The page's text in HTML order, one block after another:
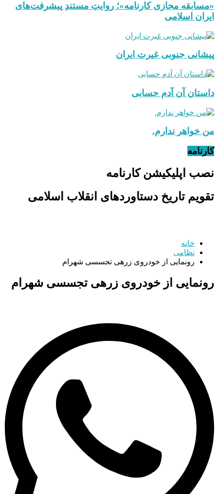
«مسابقه مجازی کارنامه»؛ روایتِ مستندِ پیشرفت‌های
ایران اسلامی
پیشانی جنوبی غیرت ایران
داستان آن آدم حسابی
من خواهر ندارم.
کارنامه
نصب اپلیکیشن کارنامه
تقویم تاریخ دستاوردهای انقلاب اسلامی
خانه
نظامی
رونمایی از خودروی زرهی تجسسی شهرام
رونمایی از خودروی زرهی تجسسی شهرام